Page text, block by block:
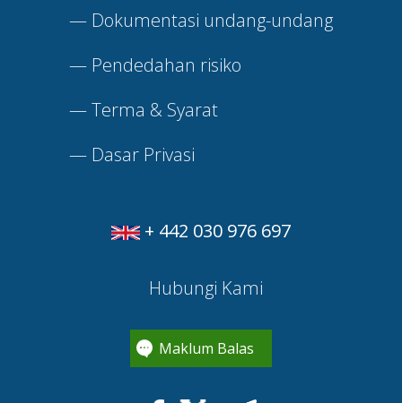
— Dokumentasi undang-undang
— Pendedahan risiko
—Terma & Syarat
— Dasar Privasi
+ 442 030 976 697
Hubungi Kami
Maklum Balas